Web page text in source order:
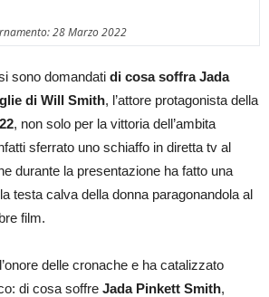
28 Marzo 2022
sono domandati di cosa soffra Jada
di Will Smith, l’attore protagonista della
, non solo per la vittoria dell’ambita
sferrato uno schiaffo in diretta tv al
durante la presentazione ha fatto una
testa calva della donna paragonandola al
film.
delle cronache e ha catalizzato
di cosa soffre Jada Pinkett Smith,